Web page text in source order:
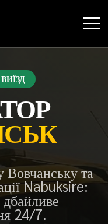
Вовчанську та
Nabuksire:
24/7.